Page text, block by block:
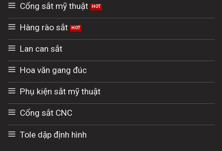
Cổng sắt mỹ thuật
Hàng rào sắt
Lan can sắt
Hoa văn gang đúc
Phụ kiện sắt mỹ thuật
Cổng sắt CNC
Tole dập định hình